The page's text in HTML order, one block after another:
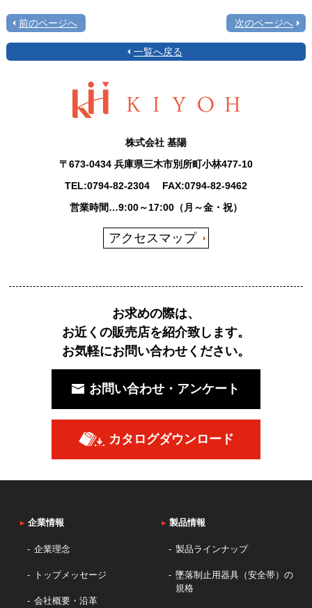
前のページへ 次のページへ
一覧へ戻る
株式会社 基陽
〒673-0434 兵庫県三木市別所町小林477-10
TEL:0794-82-2304FAX:0794-82-9462
営業時間…9:00～17:00（月～金・祝）
アクセスマップ
お求めの際は、
お近くの販売店を紹介致します。
お気軽にお問い合わせください。
お問い合わせ・アンケート
カタログダウンロード
▸ 企業情報
企業理念
トップメッセージ
会社概要・沿革
▸ 製品情報
製品ラインナップ
墜落制止用器具（安全帯）の
規格